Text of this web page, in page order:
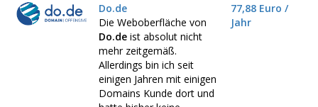
Do.de
Die Weboberfläche von
Do.de ist absolut nicht
mehr zeitgemäß.
Allerdings bin ich seit
einigen Jahren mit einigen
Domains Kunde dort und
77,88 Euro /
Jahr